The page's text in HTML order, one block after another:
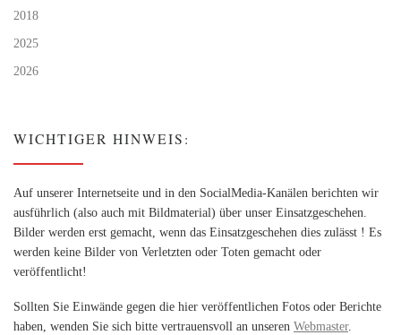
2018
2025
2026
WICHTIGER HINWEIS:
Auf unserer Internetseite und in den SocialMedia-Kanälen berichten wir
ausführlich (also auch mit Bildmaterial) über unser Einsatzgeschehen.
Bilder werden erst gemacht, wenn das Einsatzgeschehen dies zulässt ! Es
werden keine Bilder von Verletzten oder Toten gemacht oder
veröffentlicht!
Sollten Sie Einwände gegen die hier veröffentlichen Fotos oder Berichte
haben, wenden Sie sich bitte vertrauensvoll an unseren Webmaster.